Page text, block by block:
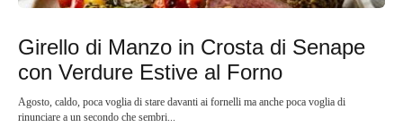
Girello di Manzo in Crosta di Senape
con Verdure Estive al Forno
Agosto, caldo, poca voglia di stare davanti ai fornelli ma anche poca voglia di
rinunciare a un secondo che sembri...